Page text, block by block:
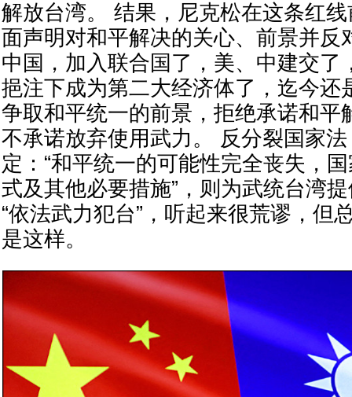
解放台湾。 结果，尼克松在这条红
面声明对和平解决的关心、前景并反
中国，加入联合国了，美、中建交了
挹注下成为第二大经济体了，迄今还
争取和平统一的前景，拒绝承诺和平
不承诺放弃使用武力。 反分裂国家
定：“和平统一的可能性完全丧失，
式及其他必要措施”，则为武统台湾
“依法武力犯台”，听起来很荒谬，但
是这样。